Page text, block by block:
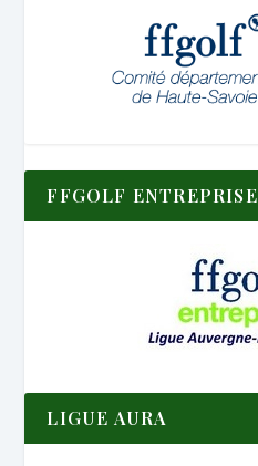
FFGOLF ENTREPRISE
LIGUE AURA